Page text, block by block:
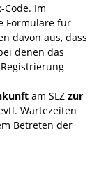
Code. Im
Formulare für
davon aus, dass
denen das
am SLZ zur
Wartezeiten
Betreten der